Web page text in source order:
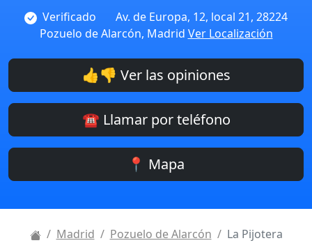
Verificado
Av. de Europa, 12, local 21, 28224
Pozuelo de Alarcón, Madrid Ver Localización
👍👎 Ver las opiniones
☎️ Llamar por teléfono
📍 Mapa
Madrid Pozuelo de Alarcón La Pijotera